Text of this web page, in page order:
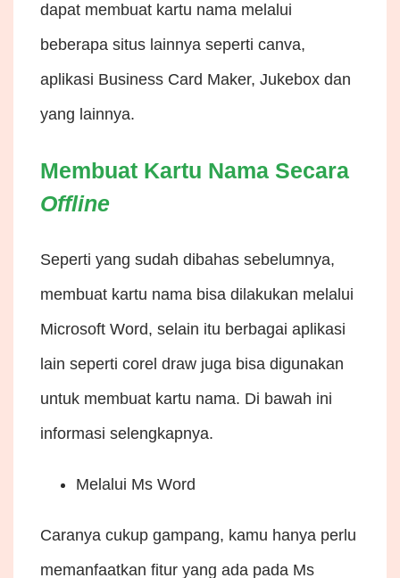
dapat membuat kartu nama melalui
beberapa situs lainnya seperti canva,
aplikasi Business Card Maker, Jukebox dan
yang lainnya.
Membuat Kartu Nama Secara
Offline
Seperti yang sudah dibahas sebelumnya,
membuat kartu nama bisa dilakukan melalui
Microsoft Word, selain itu berbagai aplikasi
lain seperti corel draw juga bisa digunakan
untuk membuat kartu nama. Di bawah ini
informasi selengkapnya.
Melalui Ms Word
Caranya cukup gampang, kamu hanya perlu
memanfaatkan fitur yang ada pada Ms